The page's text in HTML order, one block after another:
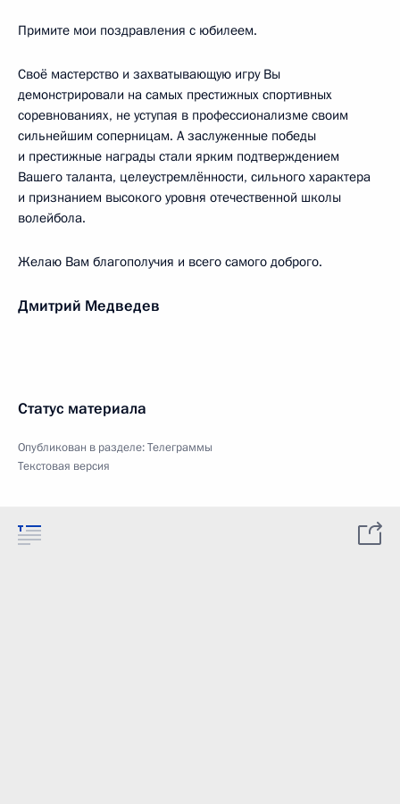
Примите мои поздравления с юбилеем.
Своё мастерство и захватывающую игру Вы
демонстрировали на самых престижных спортивных
соревнованиях, не уступая в профессионализме своим
сильнейшим соперницам. А заслуженные победы
и престижные награды стали ярким подтверждением
Вашего таланта, целеустремлённости, сильного характера
и признанием высокого уровня отечественной школы
волейбола.
Желаю Вам благополучия и всего самого доброго.
Дмитрий Медведев
Статус материала
Опубликован в разделе:Телеграммы
Текстовая версия